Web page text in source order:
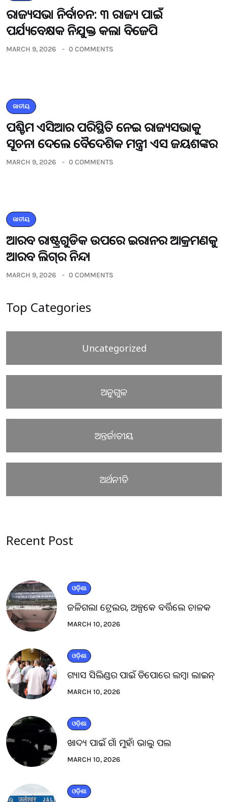
ରାଜ୍ୟସଭା ନିର୍ବାଚନ: ୩ ରାଜ୍ୟ ପାଇଁ
ପର୍ଯ୍ୟବେକ୍ଷକ ନିଯୁକ୍ତ କଲା ବିଜେପି
MARCH 9, 2026 0 COMMENTS
ଜାତୀୟ
ପଶ୍ଚିମ ଏସିଆର ପରିସ୍ଥିତି ନେଇ ରାଜ୍ୟସଭାକୁ
ସୂଚନା ଦେଲେ ବୈଦେଶିକ ମନ୍ତ୍ରୀ ଏସ ଜୟଶଙ୍କର
MARCH 9, 2026 0 COMMENTS
ଜାତୀୟ
ଆରବ ରାଷ୍ଟ୍ରଗୁଡିକ ଉପରେ ଇରାନର ଆକ୍ରମଣକୁ
ଆରବ ଲିଗ୍‌ର ନିନ୍ଦା
MARCH 9, 2026 0 COMMENTS
Top Categories
Uncategorized
ଅନୁଗୁଳ
ଅନ୍ତର୍ଜାତୀୟ
ଅର୍ଥନୀତି
Recent Post
ଓଡ଼ିଶା
ଜଳିଗଲା ଟ୍ରେଲର, ଅଳ୍ପକେ ବର୍ତ୍ତିଲେ ଚାଳକ
MARCH 10, 2026
ଓଡ଼ିଶା
ଗ୍ୟାସ ସିଲିଣ୍ଡର ପାଇଁ ଡିପୋରେ ଲମ୍ବା ଲାଇନ୍
MARCH 10, 2026
ଓଡ଼ିଶା
ଖାଦ୍ୟ ପାଇଁ ଗାଁ ମୁହାଁ ଭାଲୁ ପଲ
MARCH 10, 2026
ଓଡ଼ିଶା